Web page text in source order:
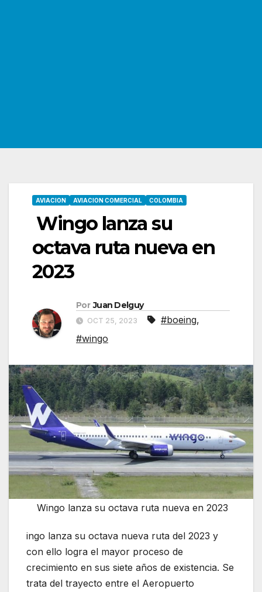
AVIACION AVIACION COMERCIAL COLOMBIA
Wingo lanza su
octava ruta nueva en
2023
Por Juan Delguy
OCT 25, 2023 #boeing,
#wingo
Wingo lanza su octava ruta nueva en 2023
ingo lanza su octava nueva ruta del 2023 y
con ello logra el mayor proceso de
crecimiento en sus siete años de existencia. Se
trata del trayecto entre el Aeropuerto